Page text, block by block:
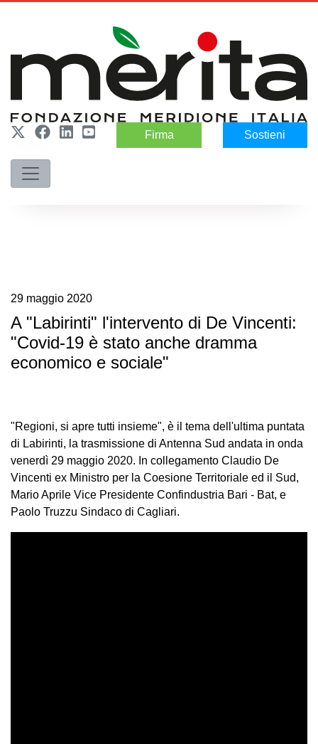
Firma Sostieni
29 maggio 2020
A "Labirinti" l'intervento di De Vincenti:
"Covid-19 è stato anche dramma
economico e sociale"
"Regioni, si apre tutti insieme", è il tema dell'ultima puntata
di Labirinti, la trasmissione di Antenna Sud andata in onda
venerdì 29 maggio 2020. In collegamento Claudio De
Vincenti ex Ministro per la Coesione Territoriale ed il Sud,
Mario Aprile Vice Presidente Confindustria Bari - Bat, e
Paolo Truzzu Sindaco di Cagliari.